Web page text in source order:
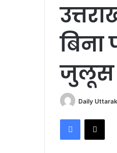
जुलूस
Daily
Facebook
X